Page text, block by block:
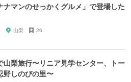
ナマンのせっかくグルメ」で登場した
山梨 26
山梨旅行〜リニア見学センター、トー
野しのびの里〜